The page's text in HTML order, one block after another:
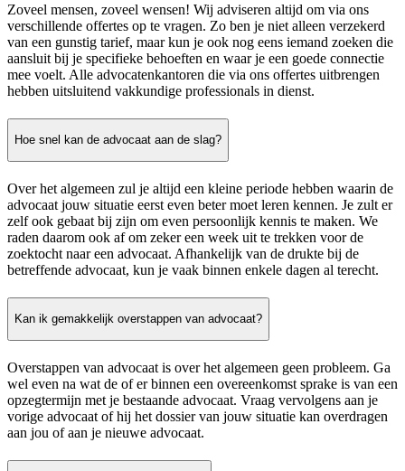
Zoveel mensen, zoveel wensen! Wij adviseren altijd om via ons
verschillende offertes op te vragen. Zo ben je niet alleen verzekerd
van een gunstig tarief, maar kun je ook nog eens iemand zoeken die
aansluit bij je specifieke behoeften en waar je een goede connectie
mee voelt. Alle advocatenkantoren die via ons offertes uitbrengen
hebben uitsluitend vakkundige professionals in dienst.
Hoe snel kan de advocaat aan de slag?
Over het algemeen zul je altijd een kleine periode hebben waarin de
advocaat jouw situatie eerst even beter moet leren kennen. Je zult er
zelf ook gebaat bij zijn om even persoonlijk kennis te maken. We
raden daarom ook af om zeker een week uit te trekken voor de
zoektocht naar een advocaat. Afhankelijk van de drukte bij de
betreffende advocaat, kun je vaak binnen enkele dagen al terecht.
Kan ik gemakkelijk overstappen van advocaat?
Overstappen van advocaat is over het algemeen geen probleem. Ga
wel even na wat de of er binnen een overeenkomst sprake is van een
opzegtermijn met je bestaande advocaat. Vraag vervolgens aan je
vorige advocaat of hij het dossier van jouw situatie kan overdragen
aan jou of aan je nieuwe advocaat.